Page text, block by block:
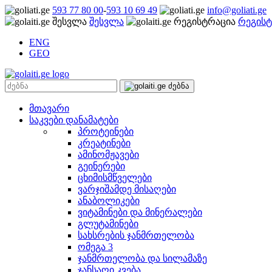
593 77 80 00-593 10 69 49
info@goliati.ge
შესვლა
ENG
GEO
მთავარი
საკვები დანამატები
პროტეინები
კრეატინები
ამინომჟავები
გეინერები
ცხიმისმწველები
ვარჯიშამდე მისაღები
ანაბოლიკები
ვიტამინები და მინერალები
გლუტამინები
სახსრების ჯანმრთელობა
ომეგა 3
ჯანმრთელობა და სილამაზე
ჯანსაღი კვება